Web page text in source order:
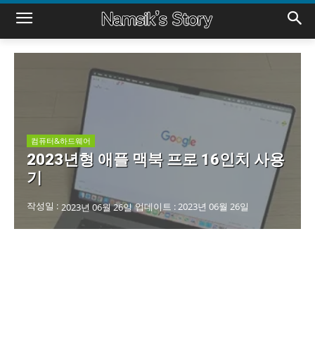
컴퓨터&하드웨어
2023년형 애플 맥북 프로 16인치 사용
기
작성일 : 2023년 06월 26일 업데이트 :2023년 06월 26일